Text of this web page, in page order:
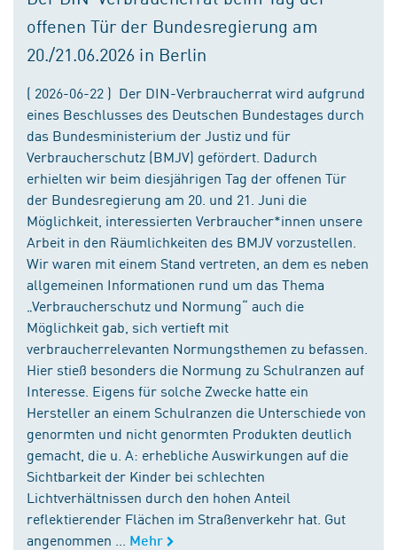
offenen Tür der Bundesregierung am
20./21.06.2026 in Berlin
( 2026-06-22 ) Der DIN-Verbraucherrat wird aufgrund
eines Beschlusses des Deutschen Bundestages durch
das Bundesministerium der Justiz und für
Verbraucherschutz (BMJV) gefördert. Dadurch
erhielten wir beim diesjährigen Tag der offenen Tür
der Bundesregierung am 20. und 21. Juni die
Möglichkeit, interessierten Verbraucher*innen unsere
Arbeit in den Räumlichkeiten des BMJV vorzustellen.
Wir waren mit einem Stand vertreten, an dem es neben
allgemeinen Informationen rund um das Thema
„Verbraucherschutz und Normung“ auch die
Möglichkeit gab, sich vertieft mit
verbraucherrelevanten Normungsthemen zu befassen.
Hier stieß besonders die Normung zu Schulranzen auf
Interesse. Eigens für solche Zwecke hatte ein
Hersteller an einem Schulranzen die Unterschiede von
genormten und nicht genormten Produkten deutlich
gemacht, die u. A: erhebliche Auswirkungen auf die
Sichtbarkeit der Kinder bei schlechten
Lichtverhältnissen durch den hohen Anteil
reflektierender Flächen im Straßenverkehr hat. Gut
angenommen ...
Mehr